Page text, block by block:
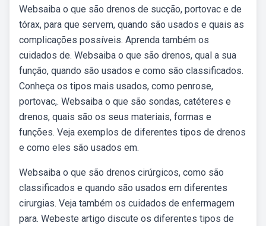
Websaiba o que são drenos de sucção, portovac e de
tórax, para que servem, quando são usados e quais as
complicações possíveis. Aprenda também os
cuidados de. Websaiba o que são drenos, qual a sua
função, quando são usados e como são classificados.
Conheça os tipos mais usados, como penrose,
portovac,. Websaiba o que são sondas, catéteres e
drenos, quais são os seus materiais, formas e
funções. Veja exemplos de diferentes tipos de drenos
e como eles são usados em.
Websaiba o que são drenos cirúrgicos, como são
classificados e quando são usados em diferentes
cirurgias. Veja também os cuidados de enfermagem
para. Webeste artigo discute os diferentes tipos de